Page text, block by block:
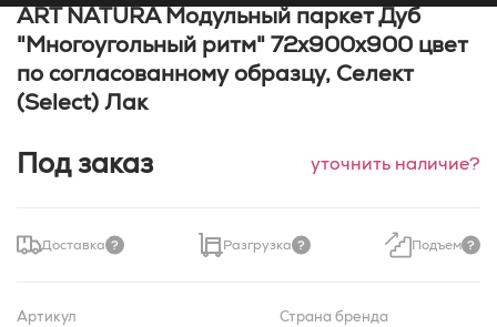
ART NATURA Модульный паркет Дуб
"Многоугольный ритм" 72х900х900 цвет
по согласованному образцу, Селект
(Select) Лак
Под заказ уточнить наличие?
Доставка Разгрузка Подъем
Артикул Страна бренда